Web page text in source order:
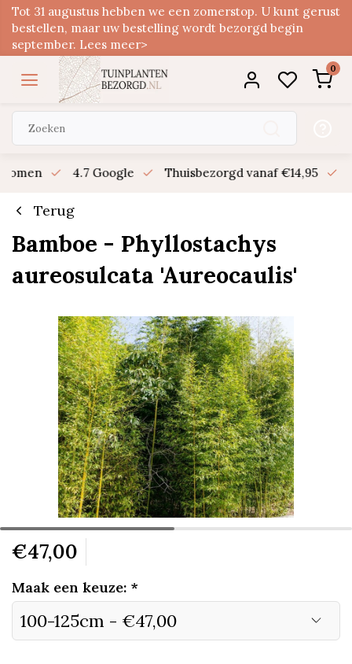
Tot 31 augustus hebben we een zomerstop. U kunt gerust
bestellen, maar uw bestelling wordt bezorgd begin
september. Lees meer>
0
4.7 Google Thuisbezorgd vanaf €14,95
Terug
Bamboe - Phyllostachys
aureosulcata 'Aureocaulis'
€47,00
Maak een keuze: *